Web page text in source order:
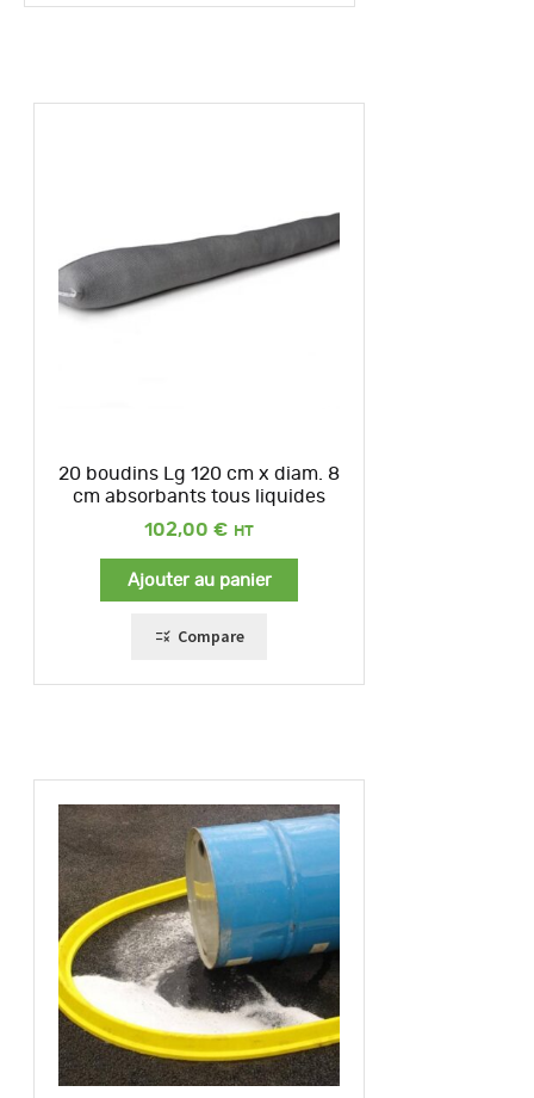
20 boudins Lg 120 cm x diam. 8
cm absorbants tous liquides
102,00 €
Ajouter au panier
Compare